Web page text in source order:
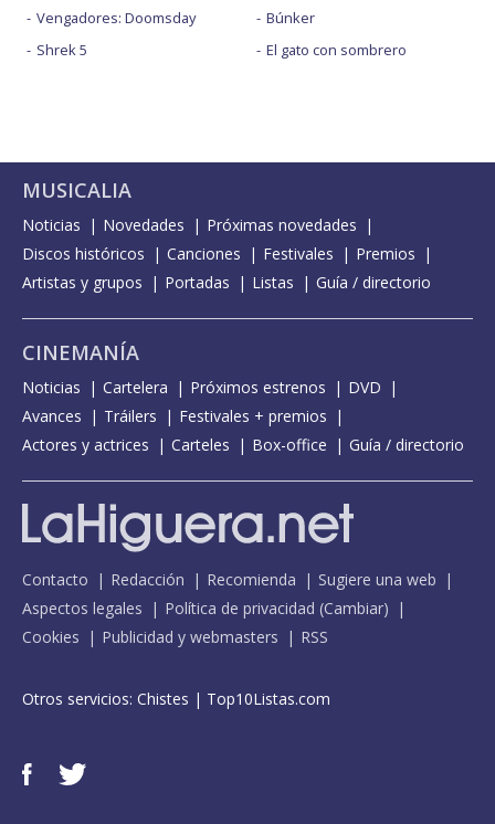
Vengadores: Doomsday
Shrek 5
Búnker
El gato con sombrero
MUSICALIA
Noticias Novedades
Próximas novedades
Discos históricos
Canciones Festivales
Premios
Artistas y grupos
Portadas Listas Guía / directorio
CINEMANÍA
Noticias Cartelera Próximos estrenos
DVD
Avances
Tráilers
Festivales + premios
Actores y actrices
Carteles Box-office Guía / directorio
Contacto Redacción Recomienda
Sugiere una web
Aspectos legales
Política de privacidad (Cambiar)
Cookies
Publicidad y webmasters RSS
Otros servicios: Chistes | Top10Listas.com